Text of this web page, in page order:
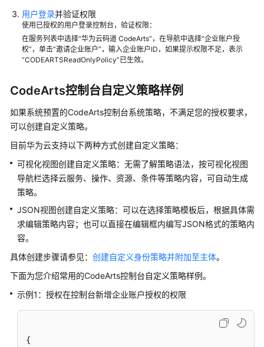
权
限
通
IAM
角
色
或
略
授
予
CodeArts
控
的
权
限
用户登录并验证权限
使用已授权的用户登录控制台，验证权限：
在服务列表中选择“华为云码道 CodeArts”，在导航中选择“企业账户授
权”，单击“邀请企业账户”，输入企业账户ID，如果提示权限不足，表示
“CODEARTSReadOnlyPolicy”已生效。
CodeArts控制台自定义策略样例
如果系统预置的CodeArts控制台系统策略，不满足您的授权要求，
可以创建自定义策略。
目前华为云支持以下两种方式创建自定义策略：
可视化视图创建自定义策略：无需了解策略语法，按可视化视图
导航栏选择云服务、操作、资源、条件等策略内容，可自动生成
策略。
JSON视图创建自定义策略：可以在选择策略模板后，根据具体需
求编辑策略内容；也可以直接在编辑框内编写JSON格式的策略内
容。
具体创建步骤请参见： 创建自定义身份策略并附加至主体。
下面为您介绍常用的CodeArts控制台自定义策略样例。
示例1：授权在控制台新增企业账户授权的权限
{